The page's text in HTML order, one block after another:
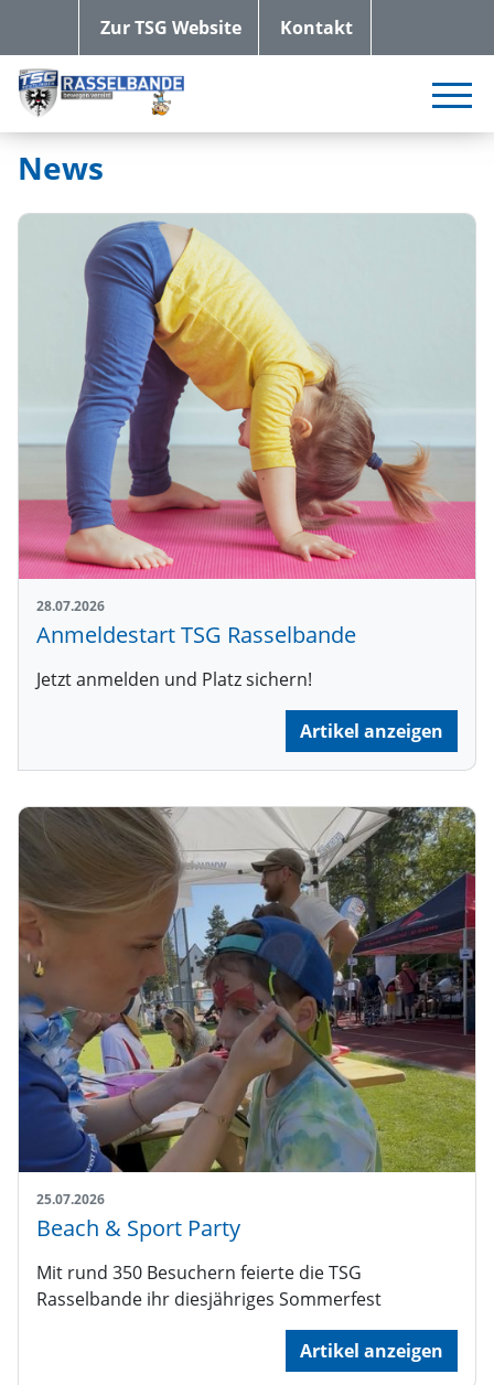
Zur TSG Website Kontakt
News
28.07.2026
Anmeldestart TSG Rasselbande
Jetzt anmelden und Platz sichern!
Artikel anzeigen
25.07.2026
Beach & Sport Party
Mit rund 350 Besuchern feierte die TSG
Rasselbande ihr diesjähriges Sommerfest
Artikel anzeigen